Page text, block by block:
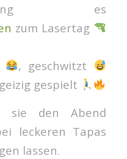
es
zum Lasertag
, geschwitzt
gespielt
sie den Abend
leckeren Tapas
lassen.